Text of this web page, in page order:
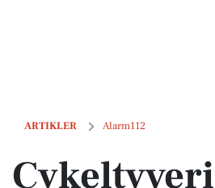
ARTIKLER Alarm112
Cykeltyveri på Køgevej: 24-årig